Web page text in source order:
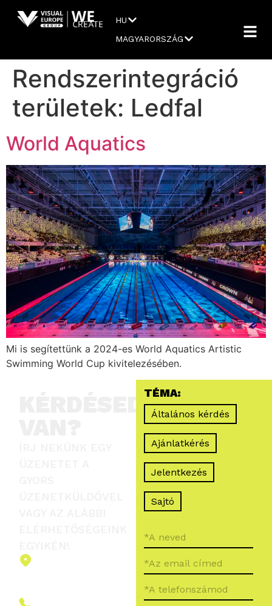
HU
MAGYARORSZÁG
Rendszerintegráció
területek: Ledfal
World Aquatics
Mi is segítettünk a 2024-es World Aquatics Artistic
Swimming World Cup kivitelezésében.
TÉMA:
Általános kérdés
Ajánlatkérés
Jelentkezés
Sajtó